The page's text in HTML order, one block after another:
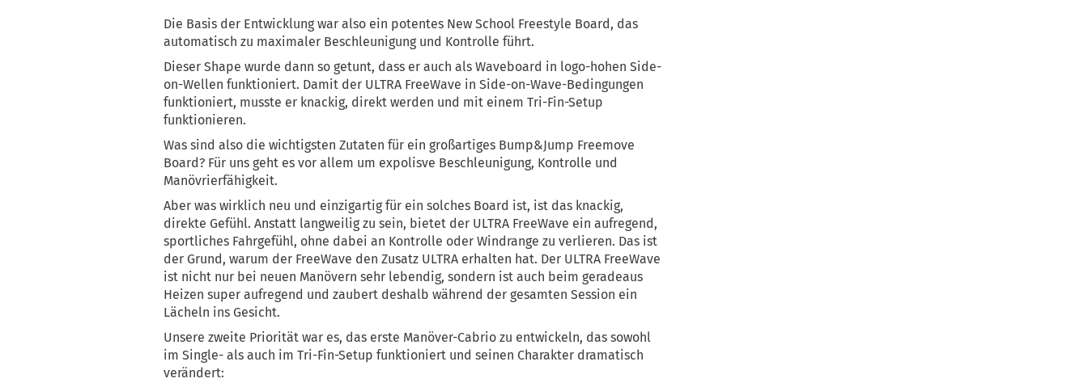
Die Basis der Entwicklung war also ein potentes New School Freestyle Board, das
automatisch zu maximaler Beschleunigung und Kontrolle führt.
Dieser Shape wurde dann so getunt, dass er auch als Waveboard in logo-hohen Side-
on-Wellen funktioniert. Damit der ULTRA FreeWave in Side-on-Wave-Bedingungen
funktioniert, musste er knackig, direkt werden und mit einem Tri-Fin-Setup
funktionieren.
Was sind also die wichtigsten Zutaten für ein großartiges Bump&Jump Freemove
Board? Für uns geht es vor allem um expolisve Beschleunigung, Kontrolle und
Manövrierfähigkeit.
Aber was wirklich neu und einzigartig für ein solches Board ist, ist das knackig,
direkte Gefühl. Anstatt langweilig zu sein, bietet der ULTRA FreeWave ein aufregend,
sportliches Fahrgefühl, ohne dabei an Kontrolle oder Windrange zu verlieren. Das ist
der Grund, warum der FreeWave den Zusatz ULTRA erhalten hat. Der ULTRA FreeWave
ist nicht nur bei neuen Manövern sehr lebendig, sondern ist auch beim geradeaus
Heizen super aufregend und zaubert deshalb während der gesamten Session ein
Lächeln ins Gesicht.
Unsere zweite Priorität war es, das erste Manöver-Cabrio zu entwickeln, das sowohl
im Single- als auch im Tri-Fin-Setup funktioniert und seinen Charakter dramatisch
verändert: